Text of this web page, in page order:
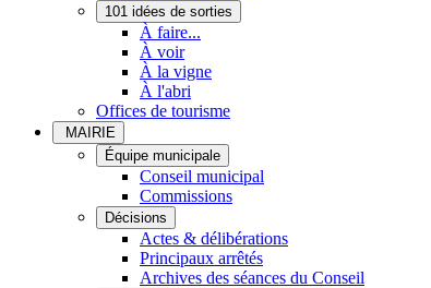
101 idées de sorties
À faire...
À voir
À la vigne
À l'abri
Offices de tourisme
MAIRIE
Équipe municipale
Conseil municipal
Commissions
Décisions
Actes & délibérations
Principaux arrêtés
Archives des séances du Conseil